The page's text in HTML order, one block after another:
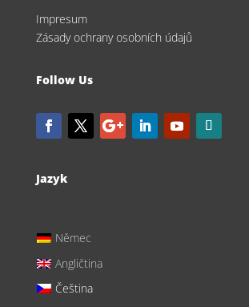
Impresum
Zásady ochrany osobních údajů
Follow Us
Jazyk
Němec
Angličtina
Čeština